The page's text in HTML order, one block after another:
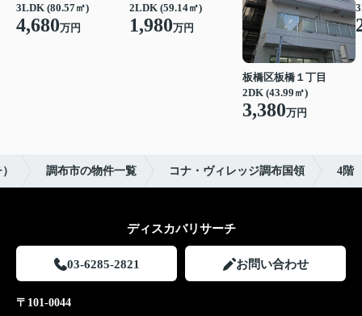
3LDK (80.57㎡)
4,680万円
2LDK (59.14㎡)
1,980万円
板橋区板橋１丁目
2DK (43.99㎡)
3,380万円
調布市の物件一覧 コナ・ヴィレッジ調布国領 4階
ディスカバリサーチ
03-6285-2821 お問い合わせ
〒101-0044